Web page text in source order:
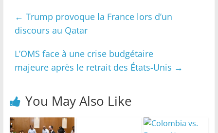
← Trump provoque la France lors d’un
discours au Qatar
L’OMS face à une crise budgétaire
majeure après le retrait des États-Unis →
You May Also Like